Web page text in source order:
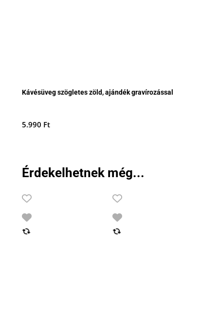
Kávésüveg szögletes zöld, ajándék gravírozással
5.990 Ft
Érdekelhetnek még...